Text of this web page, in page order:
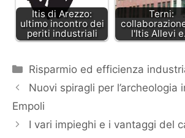
Itis di Arezzo:
ultimo incontro dei
periti industriali
Terni:
l'Itis Allevi
Categorie
Risparmio ed efficienza
Nuovi spiragli per l’archeologia
Empoli
I vari impieghi e i vantaggi del